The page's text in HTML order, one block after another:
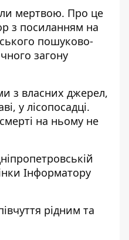
мертвою. Про це
з посиланням на
пошуково-
загону
з власних джерел,
у лісопосадці.
на ньому не
Інформатору
рідним та